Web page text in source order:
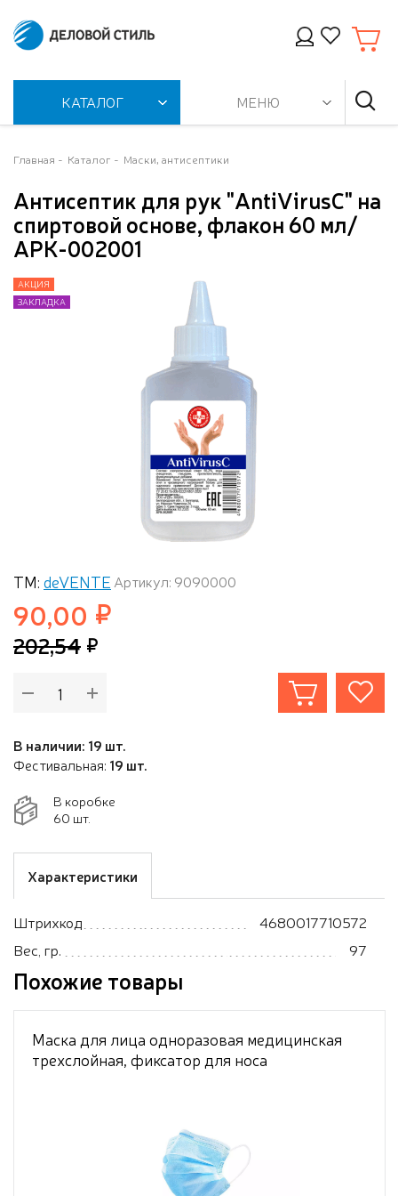
КАТАЛОГ МЕНЮ
Главная Каталог Маски, антисептики
Антисептик для рук "AntiVirusC" на
спиртовой основе, флакон 60 мл/
АРК-002001
АКЦИЯ
ЗАКЛАДКА
АКЦИЯ
ЗАКЛАДКА
ТМ: deVENTE Артикул: 9090000
90,00
202,54
В наличии: 19 шт.
Фестивальная: 19 шт.
В коробке
60 шт.
Характеристики
Штрихкод
4680017710572
Вес, гр.
97
Похожие товары
Маска для лица одноразовая медицинская
трехслойная, фиксатор для носа